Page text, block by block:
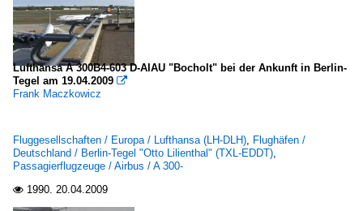
Lufthansa A 300B4-603 D-AIAU "Bocholt" bei der Ankunft in Berlin-
Tegel am 19.04.2009 
Frank Maczkowicz
Fluggesellschaften / Europa / Lufthansa (LH-DLH), Flughäfen /
Deutschland / Berlin-Tegel "Otto Lilienthal" (TXL-EDDT),
Passagierflugzeuge / Airbus / A 300-
 1990. 20.04.2009